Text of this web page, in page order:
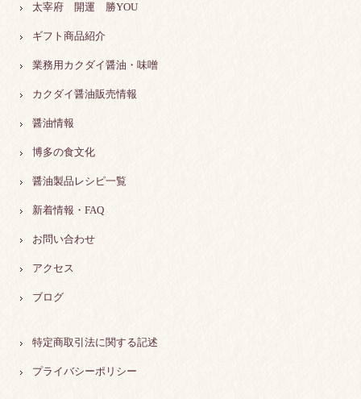
太宰府 開運 勝YOU
ギフト商品紹介
業務用カクダイ醤油・味噌
カクダイ醤油販売情報
醤油情報
博多の食文化
醤油製品レシピ一覧
新着情報・FAQ
お問い合わせ
アクセス
ブログ
特定商取引法に関する記述
プライバシーポリシー